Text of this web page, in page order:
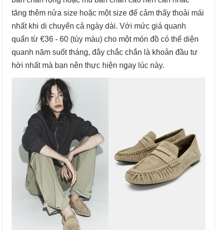
tăng thêm nửa size hoặc một size để cảm thấy thoải mái
nhất khi di chuyển cả ngày dài. Với mức giá quanh
quẩn từ €36 - 60 (tùy màu) cho một món đồ có thể diện
quanh năm suốt tháng, đây chắc chắn là khoản đầu tư
hời nhất mà bạn nên thực hiện ngay lúc này.